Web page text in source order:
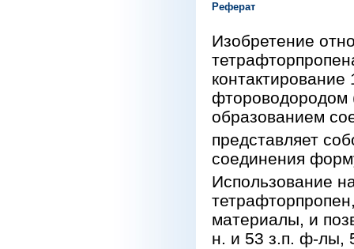
Реферат
Изобретение
фтороводородом
образованием
представляет
соединения
Использование
материалы, и
н. и 53 з.п. ф-лы,